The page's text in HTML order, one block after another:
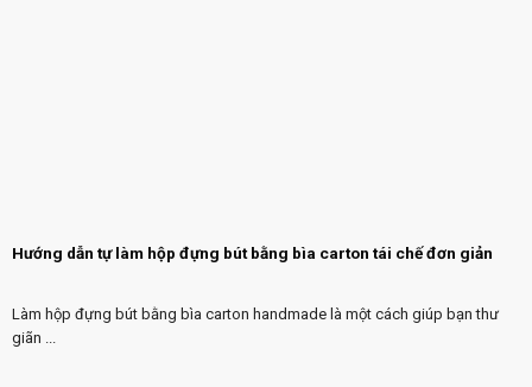
Hướng dẫn tự làm hộp đựng bút bằng bìa carton tái chế đơn giản
Làm hộp đựng bút bằng bìa carton handmade là một cách giúp bạn thư
giãn ...